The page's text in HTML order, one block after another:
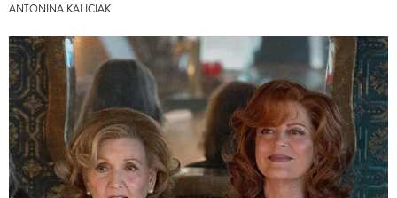
ANTONINA KALICIAK